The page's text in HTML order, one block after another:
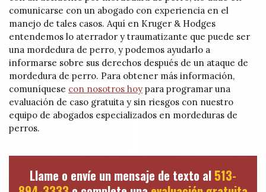
comunicarse con un abogado con experiencia en el
manejo de tales casos. Aquí en Kruger & Hodges
entendemos lo aterrador y traumatizante que puede ser
una mordedura de perro, y podemos ayudarlo a
informarse sobre sus derechos después de un ataque de
mordedura de perro. Para obtener más información,
comuníquese con nosotros hoy para programar una
evaluación de caso gratuita y sin riesgos con nuestro
equipo de abogados especializados en mordeduras de
perros.
Llame o envíe un mensaje de texto al 513-